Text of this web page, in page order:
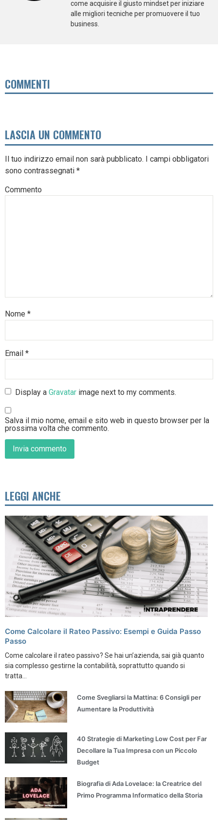
come acquisire il giusto mindset per iniziare
alle migliori tecniche per promuovere il tuo
business.
COMMENTI
LASCIA UN COMMENTO
Il tuo indirizzo email non sarà pubblicato. I campi obbligatori
sono contrassegnati *
Commento
Nome *
Email *
Display aGravatar image next to my comments.
Salva il mio nome, email e sito web in questo browser per la
prossima volta che commento.
LEGGI ANCHE
Come Calcolare il Rateo Passivo: Esempi e Guida Passo
Passo
Come calcolare il rateo passivo? Se hai un’azienda, sai già quanto
sia complesso gestirne la contabilità, soprattutto quando si
tratta...
Come Svegliarsi la Mattina: 6 Consigli per
Aumentare la Produttività
40 Strategie di Marketing Low Cost per Far
Decollare la Tua Impresa con un Piccolo
Budget
Biografia di Ada Lovelace: la Creatrice del
Primo Programma Informatico della Storia